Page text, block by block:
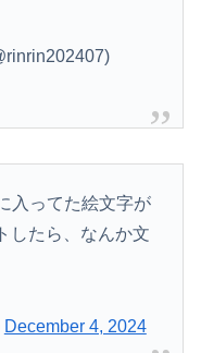
入ってた絵文字が
したら、なんか文
December 4, 2024